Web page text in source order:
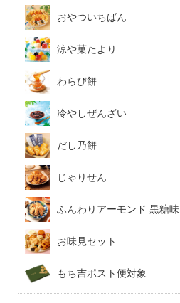
おやついちばん
涼や菓たより
わらび餅
冷やしぜんざい
だし乃餅
じゃりせん
ふんわりアーモンド 黒糖味
お味見セット
もち吉ポスト便対象